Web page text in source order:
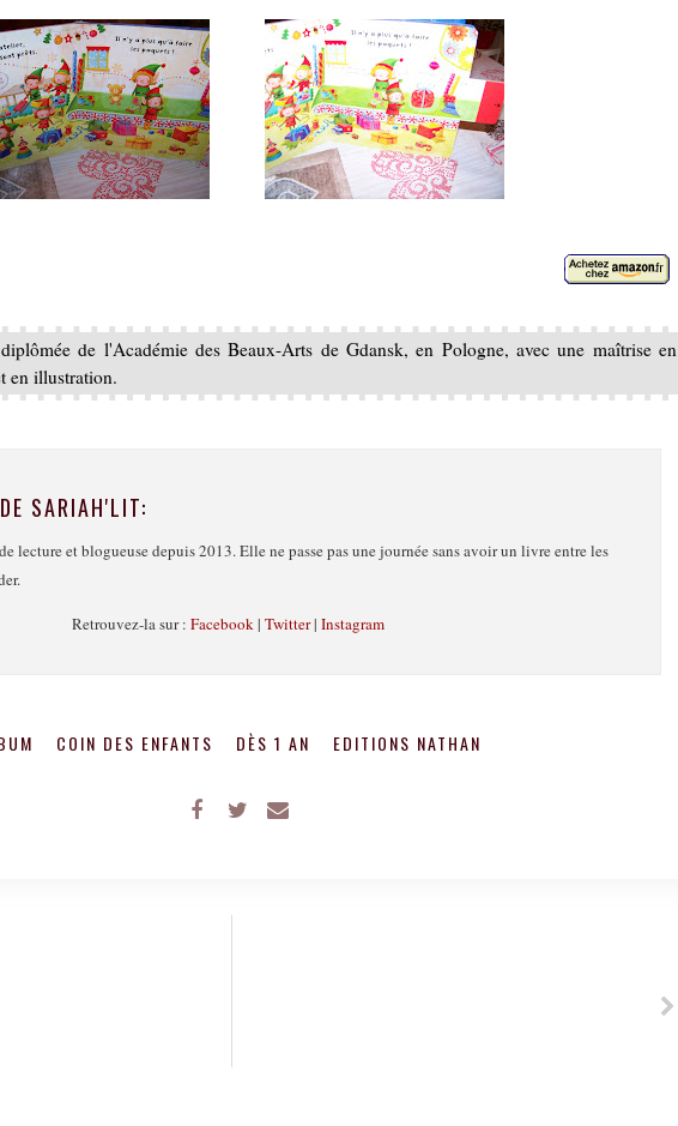
de l'Académie des Beaux-Arts de Gdansk, en Pologne, avec une maîtrise en
en illustration.
SARIAH'LIT:
lecture et blogueuse depuis 2013. Elle ne passe pas une journée sans avoir un livre entre les
Retrouvez-la sur : Facebook | Twitter| Instagram
COIN DES ENFANTS DÈS 1 AN EDITIONS NATHAN